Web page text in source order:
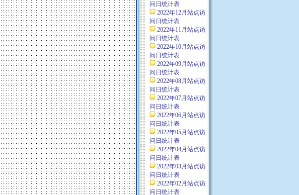
问日统计表
2022年12月站点访
问日统计表
2022年11月站点访
问日统计表
2022年10月站点访
问日统计表
2022年09月站点访
问日统计表
2022年08月站点访
问日统计表
2022年07月站点访
问日统计表
2022年06月站点访
问日统计表
2022年05月站点访
问日统计表
2022年04月站点访
问日统计表
2022年03月站点访
问日统计表
2022年02月站点访
问日统计表